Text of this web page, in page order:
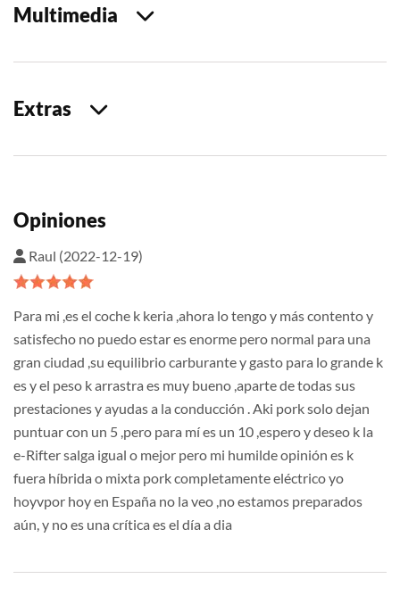
Multimedia
Extras
Opiniones
Raul (2022-12-19)
Para mi ,es el coche k keria ,ahora lo tengo y más contento y
satisfecho no puedo estar es enorme pero normal para una
gran ciudad ,su equilibrio carburante y gasto para lo grande k
es y el peso k arrastra es muy bueno ,aparte de todas sus
prestaciones y ayudas a la conducción . Aki pork solo dejan
puntuar con un 5 ,pero para mí es un 10 ,espero y deseo k la
e-Rifter salga igual o mejor pero mi humilde opinión es k
fuera híbrida o mixta pork completamente eléctrico yo
hoyvpor hoy en España no la veo ,no estamos preparados
aún, y no es una crítica es el día a dia